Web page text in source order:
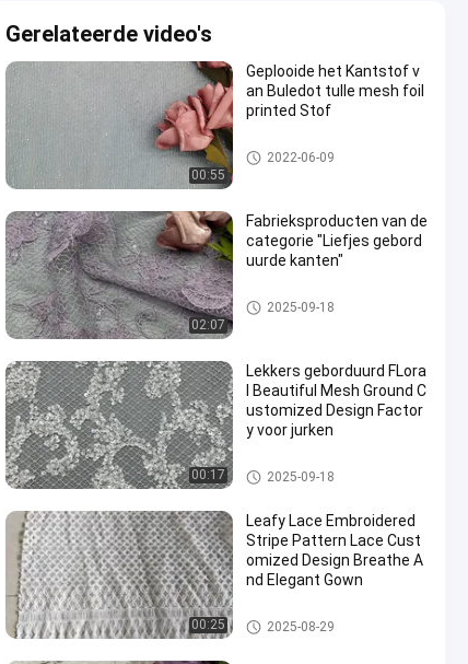
Gerelateerde video's
00:55
Geplooide het Kantstof v
an Buledot tulle mesh foil
printed Stof
folie gedrukte stof
2022-06-09
02:07
Fabrieksproducten van de
categorie "Liefjes gebord
uurde kanten"
Geborduurde Kantstof
2025-09-18
00:17
Lekkers geborduurd FLora
l Beautiful Mesh Ground C
ustomized Design Factor
y voor jurken
Lovertje Geborduurde Stof
2025-09-18
00:25
Leafy Lace Embroidered
Stripe Pattern Lace Cust
omized Design Breathe A
nd Elegant Gown
Geborduurde Kantstof
2025-08-29